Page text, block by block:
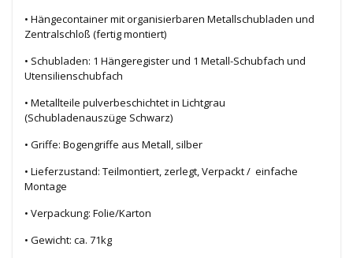
• Hängecontainer mit organisierbaren Metallschubladen und
Zentralschloß (fertig montiert)
• Schubladen: 1 Hängeregister und 1 Metall-Schubfach und
Utensilienschubfach
• Metallteile pulverbeschichtet in Lichtgrau
(Schubladenauszüge Schwarz)
• Griffe: Bogengriffe aus Metall, silber
• Lieferzustand: Teilmontiert, zerlegt, Verpackt / einfache
Montage
• Verpackung: Folie/Karton
• Gewicht: ca. 71kg